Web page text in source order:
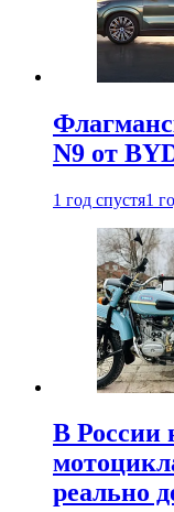
N9 от
1 год спустя1
В России
реально